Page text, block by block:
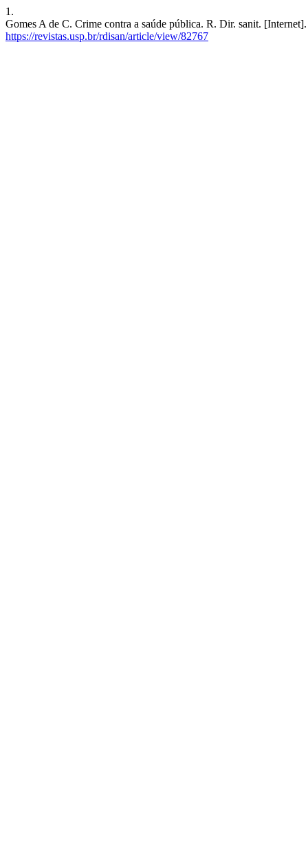
1.
Gomes A de C. Crime contra a saúde pública. R. Dir. sanit.
https://revistas.usp.br/rdisan/article/view/82767